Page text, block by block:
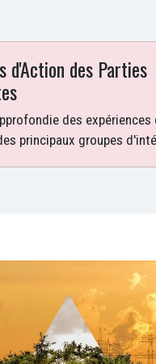
d'Action des Parties
des expériences
principaux groupes